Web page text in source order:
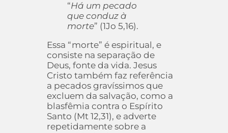
“Há um pecado
que conduz à
morte” (1Jo 5,16).
Essa “morte” é espiritual, e
consiste na separação de
Deus, fonte da vida. Jesus
Cristo também faz referência
a pecados gravíssimos que
excluem da salvação, como a
blasfêmia contra o Espírito
Santo (Mt 12,31), e adverte
repetidamente sobre a